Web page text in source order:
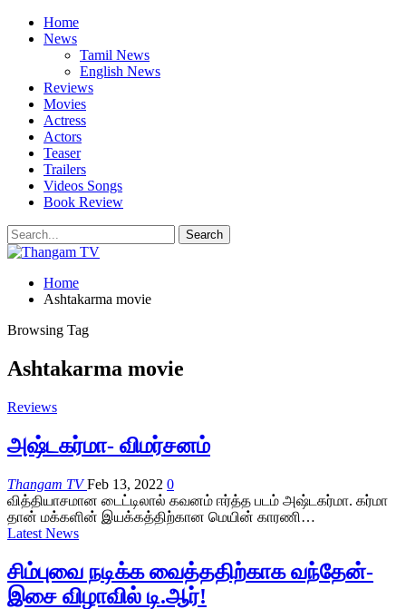
Home
News
Tamil News
English News
Reviews
Movies
Actress
Actors
Teaser
Trailers
Videos Songs
Book Review
Home
Ashtakarma movie
Browsing Tag
Ashtakarma movie
Reviews
அஷ்டகர்மா- விமர்சனம்
Thangam TVFeb 13, 2022 0
வித்தியாசமான டைட்டிலால் கவனம் ஈர்த்த படம் அஷ்டகர்மா. கர்மா
தான் மக்களின் இயக்கத்திற்கான மெயின் காரணி…
Latest News
சிம்புவை நடிக்க வைத்ததிற்காக வந்தேன்-
இசை விழாவில் டி.ஆர்!